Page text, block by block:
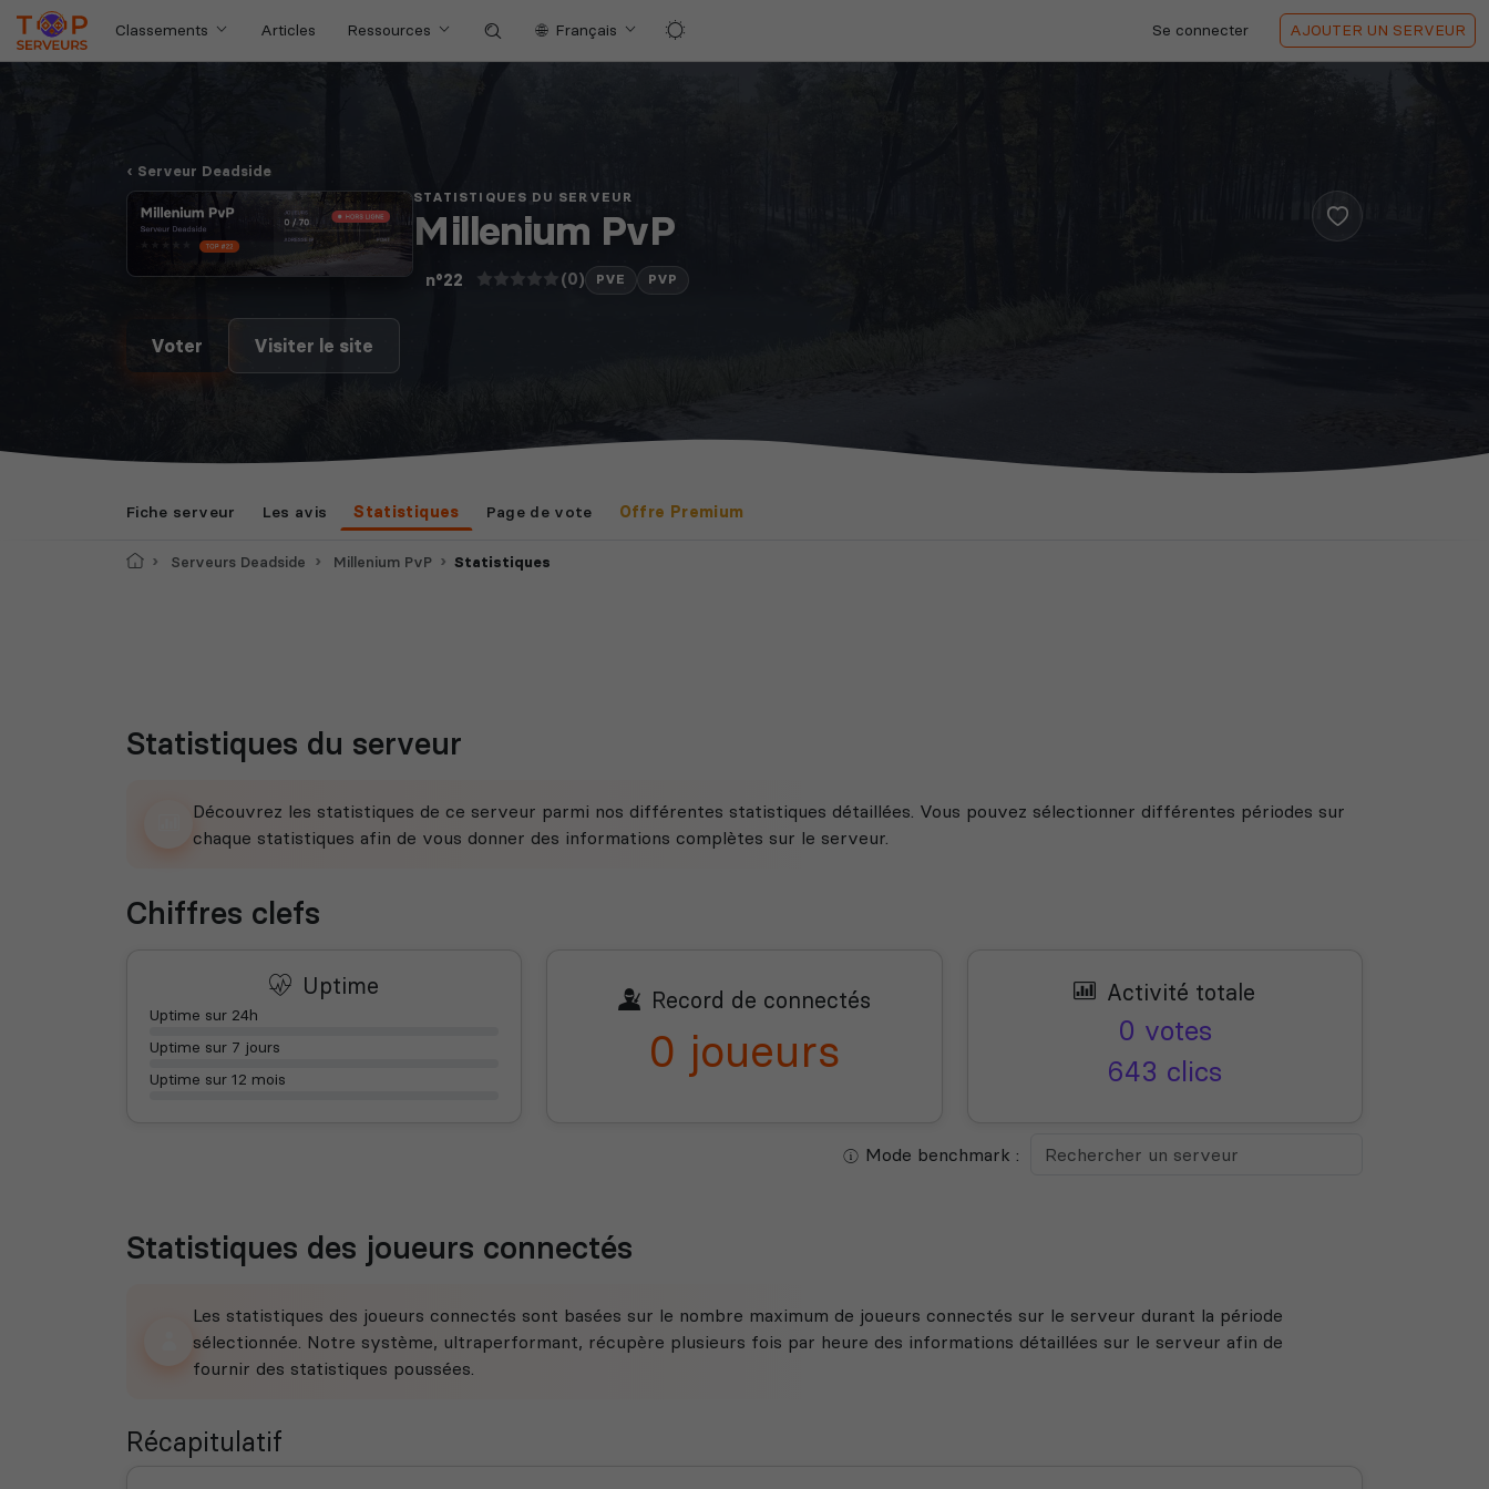
Classements Articles Ressources Français Se connecter AJOUTER UN SERVEUR
Serveur Deadside
STATISTIQUES DU SERVEUR
Millenium PvP
n°22 (0) PVE PVP
Voter Visiter le site
Fiche serveur Les avis Statistiques Page de vote Offre Premium
AccueilServeurs Deadside Millenium PvP Statistiques
Statistiques du serveur
Découvrez les statistiques de ce serveur parmi nos différentes statistiques détaillées. Vous pouvez sélectionner différentes périodes sur
chaque statistiques afin de vous donner des informations complètes sur le serveur.
Chiffres clefs
Uptime
Uptime sur 24h
Uptime sur 7 jours
Uptime sur 12 mois
Record de connectés
0 joueurs
Activité totale
0 votes
643 clics
Mode benchmark :
Statistiques des joueurs connectés
Les statistiques des joueurs connectés sont basées sur le nombre maximum de joueurs connectés sur le serveur durant la période
sélectionnée. Notre système, ultraperformant, récupère plusieurs fois par heure des informations détaillées sur le serveur afin de
fournir des statistiques poussées.
Récapitulatif